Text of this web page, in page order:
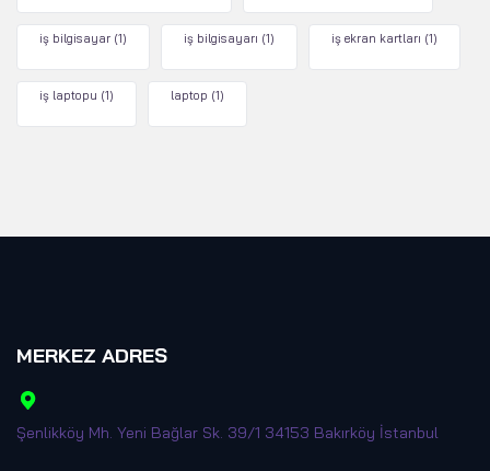
iş bilgisayar (1) iş bilgisayarı (1) iş ekran kartları (1)
iş laptopu (1) laptop (1)
MERKEZ ADRES
Şenlikköy Mh. Yeni Bağlar Sk. 39/1 34153 Bakırköy İstanbul